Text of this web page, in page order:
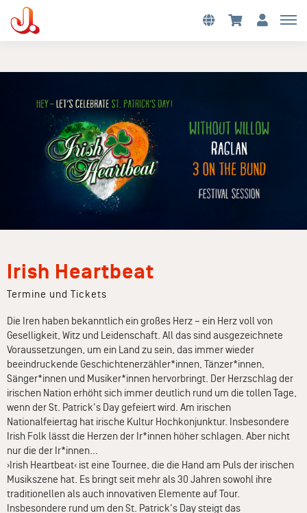
Irish Heartbeat
Termine und Tickets
Die Iren haben bekanntlich ein großes Herz – ein Herz voll von
Geselligkeit, Witz und Leidenschaft. All das sind ausgezeichnete
Voraussetzungen, um ein Land zu sein, das immer wieder
beeindruckende Geschichtenerzähler*innen, Tänzer*innen,
Sänger*innen und Musiker*innen hervorbringt. Der Herzschlag der
irischen Nation erhöht sich immer deutlich rund um die tollen Tage,
wenn der St. Patrick's Day gefeiert wird. Am irischen
Nationalfeiertag hat irische Kultur Hochkonjunktur. Insbesondere
Irish Folk lässt die Herzen der Ir*innen höher schlagen. Aber nicht
nur die der Ir*innen...
›Irish Heartbeat‹ ist eine Tournee, die die Hand am Puls der irischen
Musikszene hat. Es bringt seit mehr als 30 Jahren sowohl ihre
traditionellen als auch innovativen Elemente auf Tour.
Insbesondere rund um den St. Patrick's Day steigt das